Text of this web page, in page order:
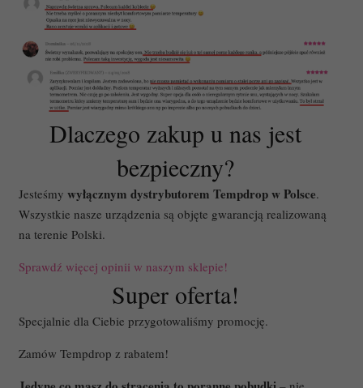
Dlaczego zakup u nas jest
bezpieczny?
Jesteśmy wyłącznym dystrybutorem Tempdrop w Polsce.
Wszystkie nasze urządzenia są objęte gwarancją realizowaną
na terenie Polski.
Sprawdź więcej opinii w naszym sklepie!
Super oferta!
Specjalnie dla Ciebie przygotowaliśmy promocję.
Zamów Tempdrop z rabatem!